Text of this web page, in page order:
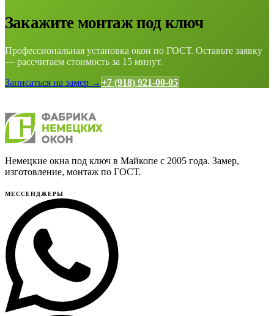
Закажите монтаж под ключ
Профессиональная установка окон по ГОСТ. Оставьте заявку
— рассчитаем стоимость за 15 минут.
Записаться на замер → +7 (918) 921-00-05
Немецкие окна под ключ в Майкопе с 2005 года. Замер,
изготовление, монтаж по ГОСТ.
МЕССЕНДЖЕРЫ